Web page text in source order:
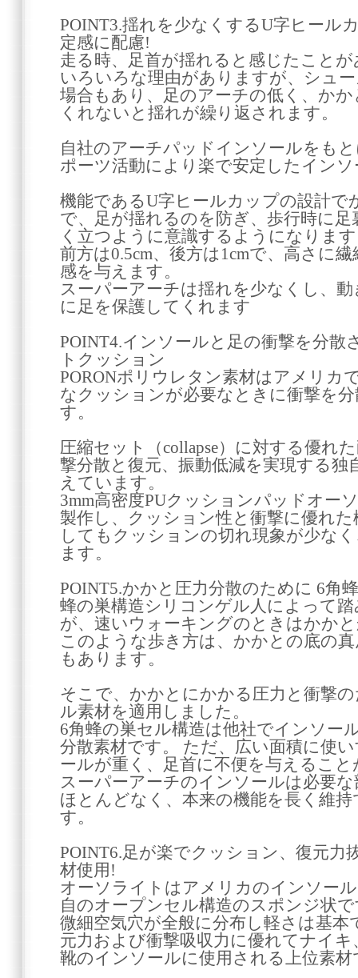
POINT3.揺れを少なくするU字ヒール
定感に配慮!
走る時、足首が揺れると感じたこと
いろいろな理由がありますが、シュ
場合もあり、足のアーチの低く、か
くれないと揺れが繰り返されます。
自社のアーチパッドインソールをも
ポーツ活動により楽で安定したイン
機能であるU字ヒールカップの設計で
で、足が揺れるのを防ぎ、歩行時に
く立つように意識するようになりま
前方は0.5cm、後方は1cmで、高さに
感を与えます。
スーパーアーチは揺れを少なくし、
に足を保護してくれます
POINT4.インソールと足の衝撃を分散
トクッション
PORONポリウレタン素材はアメリカ
なクッションが必要なときに衝撃を
す。
圧縮セット（collapse）に対する優れ
撃分散と復元、振動低減を実現する
えています。
3mm高密度PUクッションパッドオー
製作し、クッション性と衝撃に優れ
してもクッションの切れ現象が少な
ます。
POINT5.かかと圧力分散のために 6角
蜂の巣構造シリコンゲル人によって
が、速いウォーキングのときはかか
このような歩き方は、かかとの底の
もあります。
そこで、かかとにかかる圧力と衝撃
ル素材を適用しました。
6角蜂の巣セル構造は他社でインソー
分散素材です。 ただ、広い面積に使
ールが重く、足首に不便を与えるこ
スーパーアーチのインソールは必要
ほとんどなく、本来の機能を長く維
す。
POINT6.足が楽でクッション、復元力
材使用!
オーソライトはアメリカのインソー
自のオープンセル構造のスポンジ状
微細空気穴が全般に分布し軽さは基本
元力および衝撃吸収力に優れてナイ
靴のインソールに使用される上位素材